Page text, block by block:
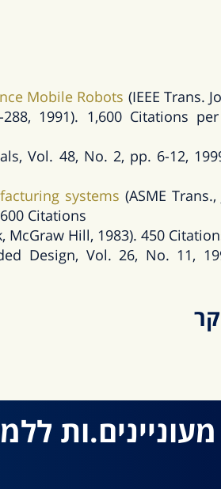
Mobile Robots (IEEE Trans.
1991). 1,600 Citations
Vol. 48, No. 2, pp. 6-12,
systems (ASME
Citations
McGraw Hill, 1983). 450
Design, Vol. 26, No. 11,
מעוניינים.ות